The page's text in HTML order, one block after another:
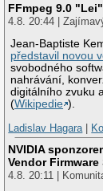
FFmpeg 9.0 "Lei"
4.8. 20:44 |
Jean-Baptiste
představil novou
svobodného
nahrávání,
digitálního zvuku
(Wikipedie ).
Ladislav Hagara|
NVIDIA
Vendor Firmware
4.8. 20:11 |